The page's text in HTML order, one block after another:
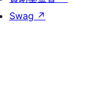
Swag ↗